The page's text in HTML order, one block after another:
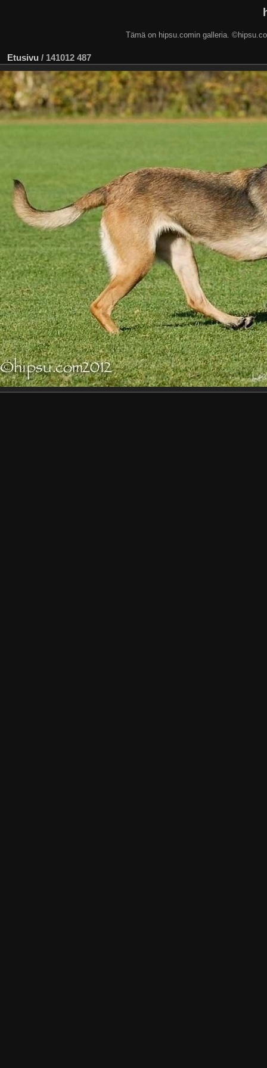
Tämä on hipsu.comin galleria.
Etusivu / 141012 487